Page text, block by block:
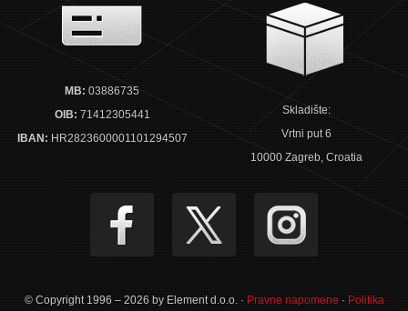
MB: 03886735
OIB: 71412305441
IBAN: HR2823600001101294507
Skladište:
Vrtni put 6
10000 Zagreb, Croatia
© Copyright 1996 – 2026 by Element d.o.o. · Pravne napomene · Politika